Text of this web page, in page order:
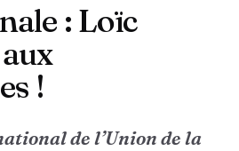
: Loïc
!
de l’Union de la